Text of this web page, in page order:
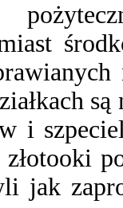
i
jak